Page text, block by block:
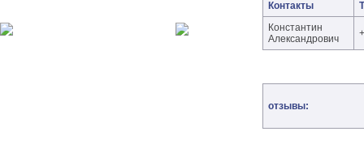
Контакты
Константин
Александрович
отзывы: